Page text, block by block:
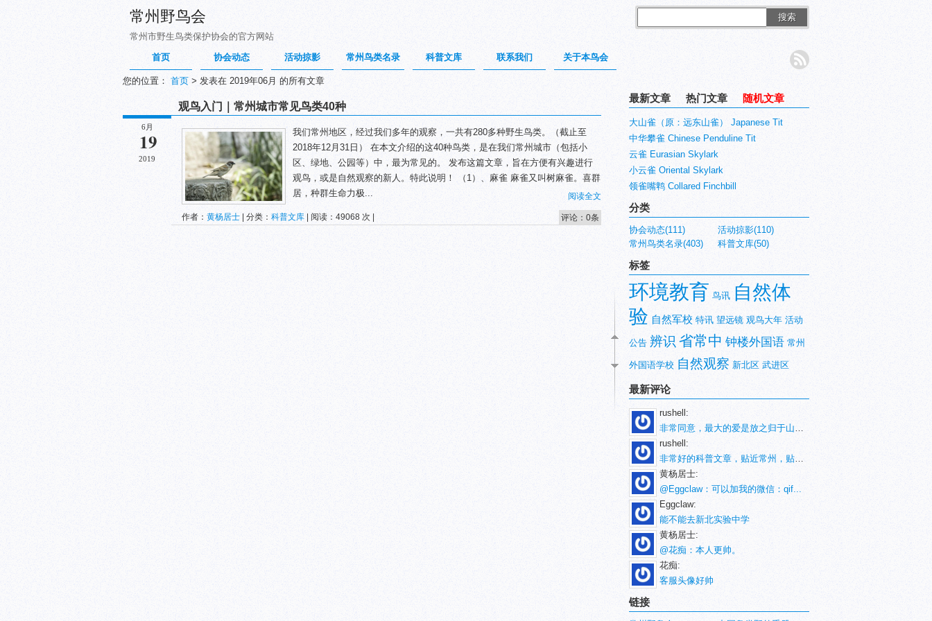
常州野鸟会
常州市野生鸟类保护协会的官方网站
搜索
首页 协会动态 活动掠影 常州鸟类名录 科普文库 联系我们 关于本鸟会
您的位置： 首页 > 发表在 2019年06月 的所有文章
6月
19
2019
观鸟入门｜常州城市常见鸟类40种
我们常州地区，经过我们多年的观察，一共有280多种野生鸟类。（截止至
2018年12月31日） 在本文介绍的这40种鸟类，是在我们常州城市（包括小
区、绿地、公园等）中，最为常见的。 发布这篇文章，旨在方便有兴趣进行
观鸟，或是自然观察的新人。特此说明！ （1）、麻雀 麻雀又叫树麻雀。喜群
居，种群生命力极...
阅读全文
作者： 黄杨居士 | 分类： 科普文库 | 阅读：49068 次 | 评论：0条
最新文章 热门文章 随机文章
大山雀（原：远东山雀） Japanese Tit
中华攀雀 Chinese Penduline Tit
云雀 Eurasian Skylark
小云雀 Oriental Skylark
领雀嘴鹎 Collared Finchbill
分类
协会动态(111)
活动掠影(110)
常州鸟类名录(403)
科普文库(50)
标签
环境教育 鸟讯 自然体
验 自然军校 特讯 望远镜 观鸟大年 活动
公告 辨识 省常中 钟楼外国语 常州
外国语学校 自然观察 新北区 武进区
最新评论
rushell:
非常同意，最大的爱是放之归于山林。
rushell:
非常好的科普文章，贴近常州，贴近生活！
黄杨居士:
@Eggclaw：可以加我的微信：qif...
Eggclaw:
能不能去新北实验中学
黄杨居士:
@花痴：本人更帅。
花痴:
客服头像好帅
链接